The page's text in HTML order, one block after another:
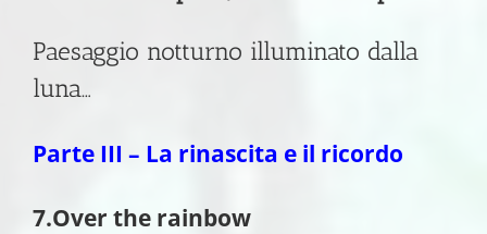
Paesaggio notturno illuminato dalla
luna…
Parte III – La rinascita e il ricordo
7.Over the rainbow